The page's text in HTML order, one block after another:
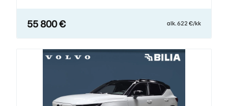
55 800 € alk. 622 €/kk